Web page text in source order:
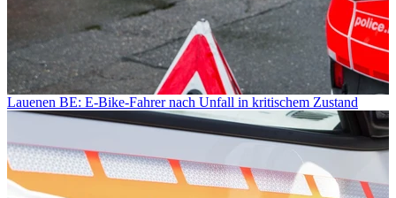
Lauenen BE: E-Bike-Fahrer nach Unfall in kritischem Zustand